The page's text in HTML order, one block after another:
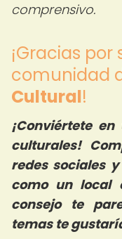
comprensivo.
¡Gracias
comunidad
Cultural!
¡Conviértete
culturales!
redes sociales
como un local
consejo te
temas te